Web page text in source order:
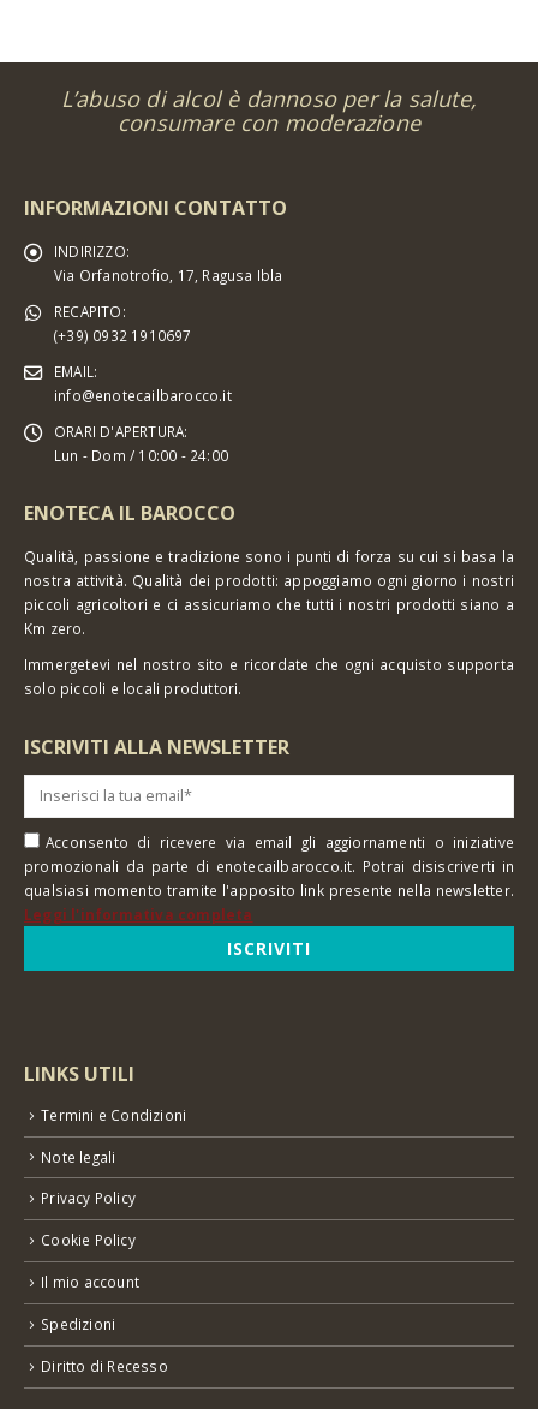
L’abuso di alcol è dannoso per la salute,
consumare con moderazione
INFORMAZIONI CONTATTO
INDIRIZZO:
Via Orfanotrofio, 17, Ragusa Ibla
RECAPITO:
(+39) 0932 1910697
EMAIL:
info@enotecailbarocco.it
ORARI D'APERTURA:
Lun - Dom / 10:00 - 24:00
ENOTECA IL BAROCCO
Qualità, passione e tradizione sono i punti di forza su cui si basa la
nostra attività. Qualità dei prodotti: appoggiamo ogni giorno i nostri
piccoli agricoltori e ci assicuriamo che tutti i nostri prodotti siano a
Km zero.
Immergetevi nel nostro sito e ricordate che ogni acquisto supporta
solo piccoli e locali produttori.
ISCRIVITI ALLA NEWSLETTER
Acconsento di ricevere via email gli aggiornamenti o iniziative
promozionali da parte di enotecailbarocco.it. Potrai disiscriverti in
qualsiasi momento tramite l'apposito link presente nella newsletter.
Leggi l'informativa completa
LINKS UTILI
Termini e Condizioni
Note legali
Privacy Policy
Cookie Policy
Il mio account
Spedizioni
Diritto di Recesso